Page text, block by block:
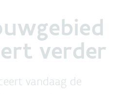
verder
vandaag de